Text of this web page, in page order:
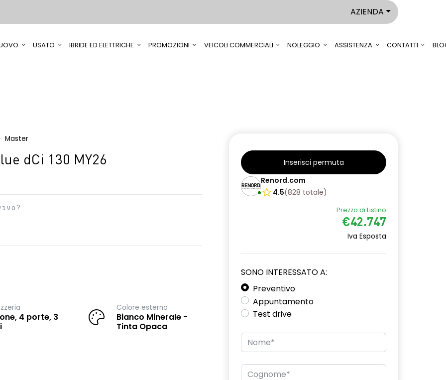
AZIENDA
USATO IBRIDE ED ELETTRICHE PROMOZIONI VEICOLI COMMERCIALI NOLEGGIO ASSISTENZA CONTATTI
Master
dCi 130 MY26
4 porte, 3
Colore esterno
Bianco Minerale -
Tinta Opaca
Inserisci permuta
Renord.com
4.5(828 totale)
Prezzo di Listino
€42.747
Iva Esposta
SONO INTERESSATO A:
Preventivo
Appuntamento
Test drive